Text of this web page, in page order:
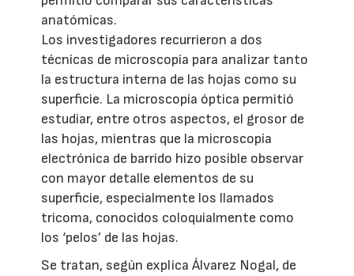
anatómicas.
Los investigadores recurrieron a dos
técnicas de microscopía para analizar tanto
la estructura interna de las hojas como su
superficie. La microscopía óptica permitió
estudiar, entre otros aspectos, el grosor de
las hojas, mientras que la microscopía
electrónica de barrido hizo posible observar
con mayor detalle elementos de su
superficie, especialmente los llamados
tricoma, conocidos coloquialmente como
los ‘pelos’ de las hojas.
Se tratan, según explica Álvarez Nogal, de